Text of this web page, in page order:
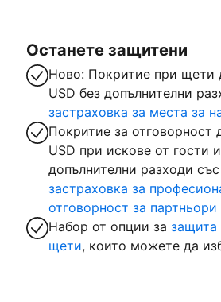
Останете защитени
Ново: Покритие при щети
USD без допълнителни
застраховка за места за
Покритие за отговорност
USD при искове от гости
допълнителни разходи със
застраховка за
отговорност за партньори
Набор от опции за
щети, които можете да